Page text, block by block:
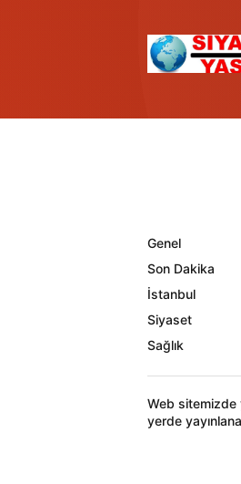
Genel
Son Dakika
İstanbul
Siyaset
Sağlık
Web sitemizde
yerde